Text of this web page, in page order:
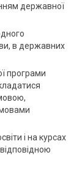
державної
в державних
програми
і на курсах